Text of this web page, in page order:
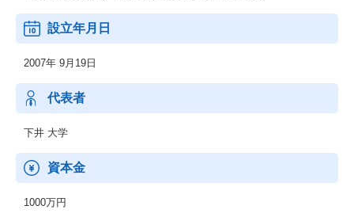
設立年月日
2007年 9月19日
代表者
下井 大学
資本金
1000万円